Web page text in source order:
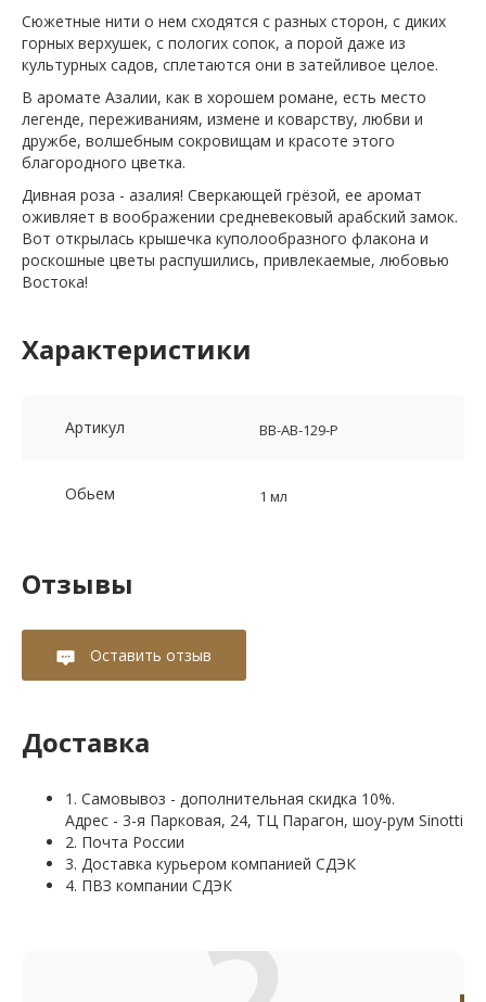
Сюжетные нити о нем сходятся с разных сторон, с диких
горных верхушек, с пологих сопок, а порой даже из
культурных садов, сплетаются они в затейливое целое.
В аромате Азалии, как в хорошем романе, есть место
легенде, переживаниям, измене и коварству, любви и
дружбе, волшебным сокровищам и красоте этого
благородного цветка.
Дивная роза - азалия! Сверкающей грёзой, ее аромат
оживляет в воображении средневековый арабский замок.
Вот открылась крышечка куполообразного флакона и
роскошные цветы распушились, привлекаемые, любовью
Востока!
Характеристики
Артикул BB-AB-129-Р
Обьем 1 мл
Отзывы
Оставить отзыв
Доставка
1. Самовывоз - дополнительная скидка 10%.
Адрес - 3-я Парковая, 24, ТЦ Парагон, шоу-рум Sinotti
2. Почта России
3. Доставка курьером компанией СДЭК
4. ПВЗ компании СДЭК